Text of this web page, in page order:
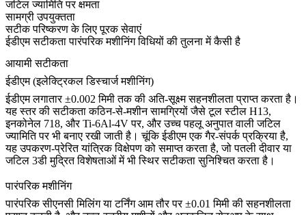
जटिल ज्यामिति पर क्षमता
सामग्री उपयुक्तता
सटीक परिष्करण के लिए पूरक सेवाएं
ईडीएम सटीकता पारंपरिक मशीनिंग विधियों की तुलना में कैसी है
आयामी सटीकता
ईडीएम (इलेक्ट्रिकल डिस्चार्ज मशीनिंग)
ईडीएम लगातार ±0.002 मिमी तक की अति-सूक्ष्म सहनशीलता प्राप्त करता है।
यह स्तर की सटीकता कठिन-से-मशीन सामग्रियों जैसेटूल स्टील H13,
इनकोनेल 718, औरTi-6Al-4Vपर, और उच्च पहलू अनुपात वाली जटिल
ज्यामिति पर भी बनाए रखी जाती है। चूंकि ईडीएम एक गैर-संपर्क प्रक्रिया है,
यह उपकरण-प्रेरित यांत्रिक विक्षेपण को समाप्त करता है, जो पतली दीवार या
जटिल 3डी मुद्रित विशेषताओं में भी स्थिर सटीकता सुनिश्चित करता है।
पारंपरिक मशीनिंग
पारंपरिक सीएनसी मिलिंग या टर्निंग आम तौर पर ±0.01 मिमी की सहनशीलता